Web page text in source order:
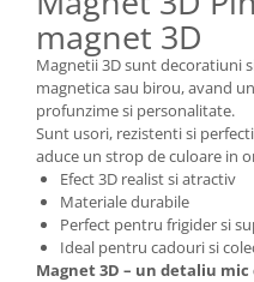
magnet 3D
Magnetii 3D sunt decoratiuni
magnetica sau birou, avand
profunzime si personalitate.
Sunt usori, rezistenti si
aduce un strop de culoare in
Efect 3D realist si atractiv
Materiale durabile
Perfect pentru frigider si
Ideal pentru cadouri si
Magnet 3D – un detaliu